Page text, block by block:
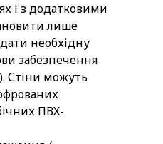
і з додатковими
лише
необхідну
забезпечення
Стіни можуть
ПВХ-